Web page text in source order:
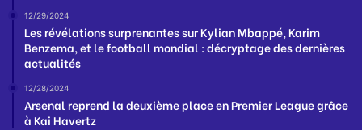
12/29/2024
Les révélations surprenantes sur Kylian Mbappé, Karim
Benzema, et le football mondial : décryptage des dernières
actualités
12/28/2024
Arsenal reprend la deuxième place en Premier League grâce
à Kai Havertz